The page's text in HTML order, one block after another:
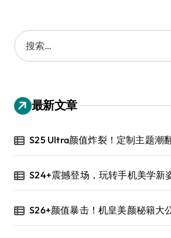
搜
索
：
最新文章
S25 Ultra颜值炸裂！定制主题潮
S24+震撼登场，玩转手机美学新
S26+颜值暴击！机皇美颜秘籍大